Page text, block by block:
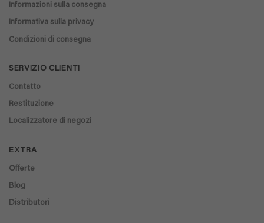
Informazioni sulla consegna
Informativa sulla privacy
Condizioni di consegna
SERVIZIO CLIENTI
Contatto
Restituzione
Localizzatore di negozi
EXTRA
Offerte
Blog
Distributori